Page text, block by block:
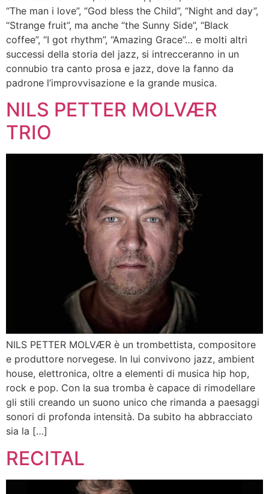
“The man i love”, “God bless the Child”, “Night and day”,
“Strange fruit”, ma anche “the Sunny Side”, “Black
coffee”, “I got rhythm”, “Amazing Grace”… e molti altri
successi della storia del jazz, si intrecceranno in un
connubio tra canto prosa e jazz, dove la fanno da
padrone l’improvvisazione e la grande musica.
NILS PETTER MOLVÆR
TRIO
NILS PETTER MOLVÆR è un trombettista, compositore
e produttore norvegese. In lui convivono jazz, ambient
house, elettronica, oltre a elementi di musica hip hop,
rock e pop. Con la sua tromba è capace di rimodellare
gli stili creando un suono unico che rimanda a paesaggi
sonori di profonda intensità. Da subito ha abbracciato
sia la […]
RECITAL